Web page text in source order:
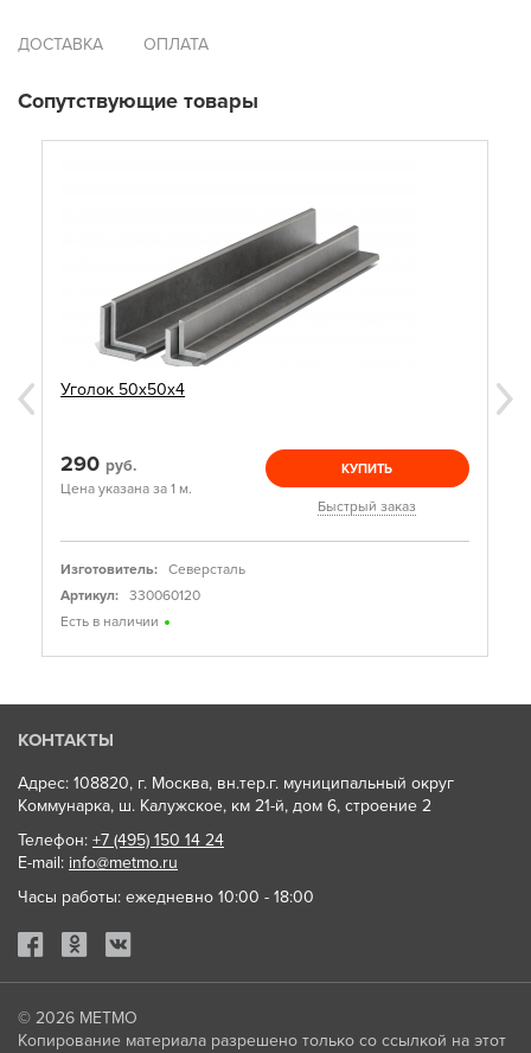
ДОСТАВКА ОПЛАТА
Сопутствующие товары
Уголок 50х50х4
290 руб.
Цена указана за 1 м.
КУПИТЬ
Быстрый заказ
Изготовитель:
Северсталь
Артикул:
330060120
Есть в наличии
КОНТАКТЫ
Адрес: 108820, г. Москва, вн.тер.г. муниципальный округ
Коммунарка, ш. Калужское, км 21-й, дом 6, строение 2
Телефон: +7 (495) 150 14 24
E-mail: info@metmo.ru
Часы работы: ежедневно 10:00 - 18:00
© 2026 МЕТМО
Копирование материала разрешено только со ссылкой на этот